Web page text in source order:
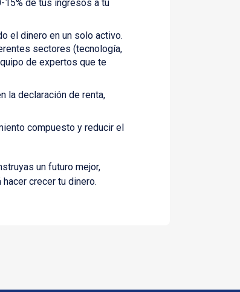
15% de tus ingresos a tu
el dinero en un solo activo.
sectores (tecnología,
de expertos que te
la declaración de renta,
compuesto y reducir el
un futuro mejor,
crecer tu dinero.